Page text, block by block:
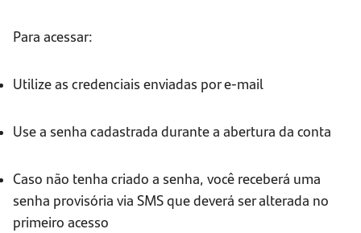
Para acessar:
Utilize as credenciais enviadas por e-mail
Use a senha cadastrada durante a abertura da conta
Caso não tenha criado a senha, você receberá uma
senha provisória via SMS que deverá ser alterada no
primeiro acesso